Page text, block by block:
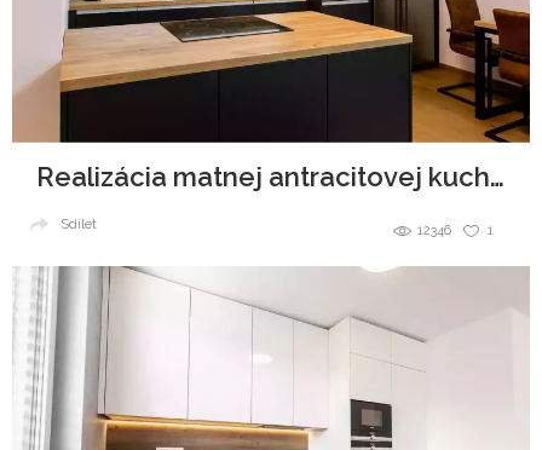
Realizácia matnej antracitovej kuchyne
1
12346
Sdílet